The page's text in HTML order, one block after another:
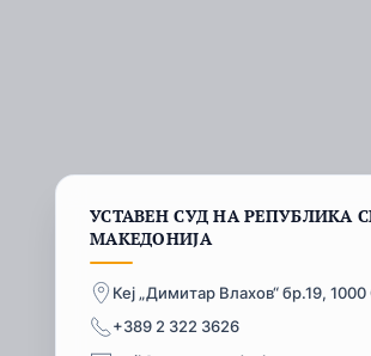
УСТАВЕН СУД НА РЕПУБЛИКА
МАКЕДОНИЈА
Кеј „Димитар Влахов“ бр.19, 1000
+389 2 322 3626